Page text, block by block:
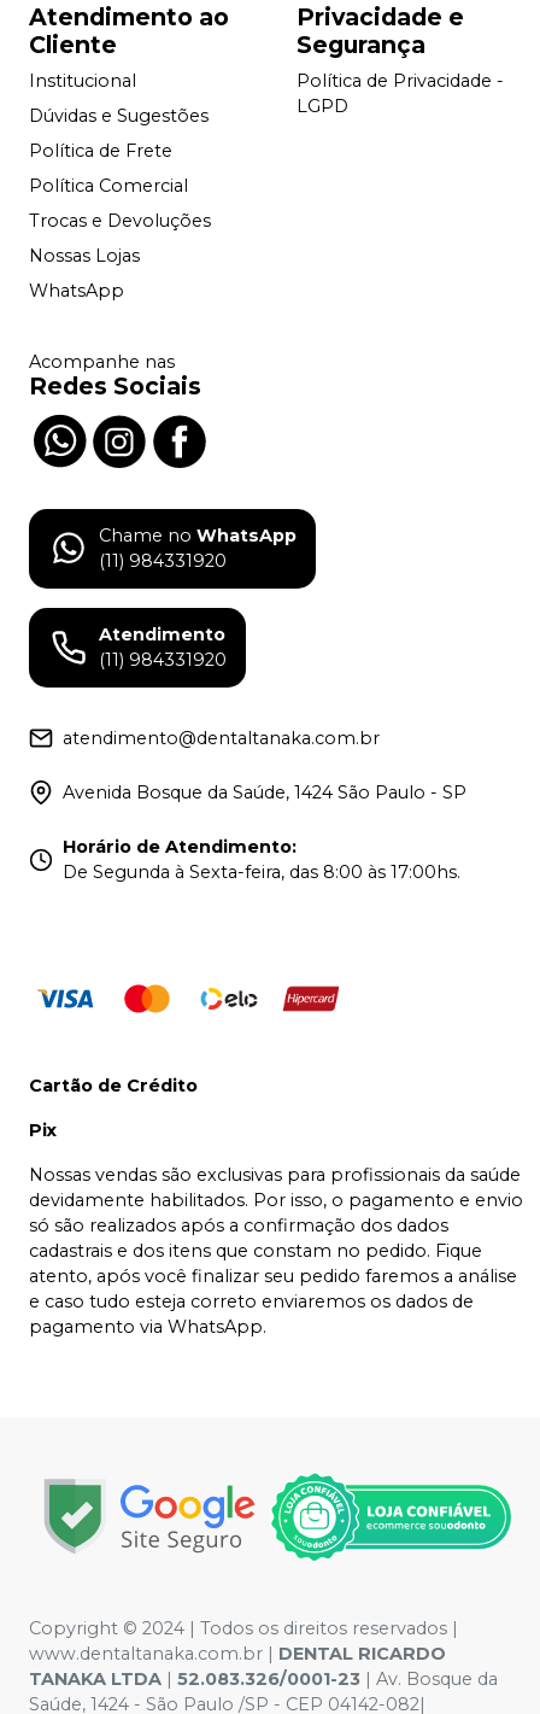
Atendimento ao
Cliente
Institucional
Dúvidas e Sugestões
Política de Frete
Política Comercial
Trocas e Devoluções
Nossas Lojas
WhatsApp
Privacidade e
Segurança
Política de Privacidade -
LGPD
Acompanhe nas
Redes Sociais
Chame no WhatsApp
(11) 984331920
Atendimento
(11) 984331920
atendimento@dentaltanaka.com.br
Avenida Bosque da Saúde, 1424 São Paulo - SP
Horário de Atendimento:
De Segunda à Sexta-feira, das 8:00 às 17:00hs.
Cartão de Crédito
Pix
Nossas vendas são exclusivas para profissionais da saúde
devidamente habilitados. Por isso, o pagamento e envio
só são realizados após a confirmação dos dados
cadastrais e dos itens que constam no pedido. Fique
atento, após você finalizar seu pedido faremos a análise
e caso tudo esteja correto enviaremos os dados de
pagamento via WhatsApp.
Copyright © 2024 | Todos os direitos reservados |
www.dentaltanaka.com.br | DENTAL RICARDO
TANAKA LTDA | 52.083.326/0001-23 | Av. Bosque da
Saúde, 1424 - São Paulo /SP - CEP 04142-082|